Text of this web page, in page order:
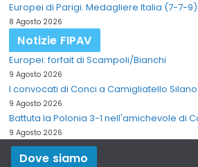
Europei di Parigi. Medagliere Italia (7-7-9)
8 Agosto 2026
Notizie FIPAV
Europei: forfait di Scampoli/Bianchi
9 Agosto 2026
I convocati di Conci a Camigliatello Silano
9 Agosto 2026
Battuta la Polonia 3-1 nell'amichevole di
9 Agosto 2026
Dove siamo